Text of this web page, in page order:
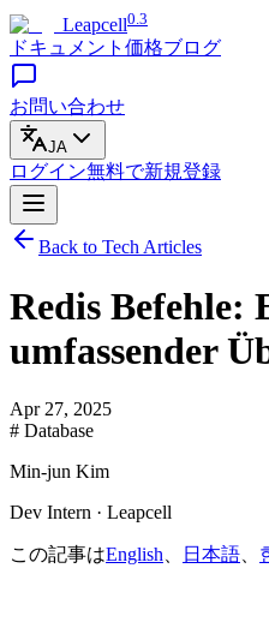
Leapcell0.3
ドキュメント 価格ブログ
お問い合わせ
JA
ログイン無料で新規登録
Back to Tech Articles
Redis Befehle:
umfassender
Apr 27, 2025
# Database
Min-jun Kim
Dev Intern · Leapcell
この記事はEnglish 日本語